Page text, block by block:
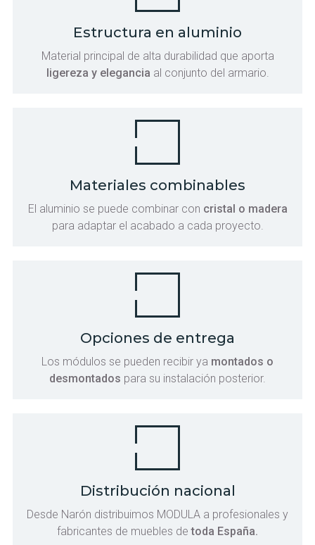
Estructura en aluminio
Material principal de alta durabilidad que aporta
ligereza y elegancia al conjunto del armario.
Materiales combinables
El aluminio se puede combinar con cristal o madera
para adaptar el acabado a cada proyecto.
Opciones de entrega
Los módulos se pueden recibir ya montados o
desmontados para su instalación posterior.
Distribución nacional
Desde Narón distribuimos MODULA a profesionales y
fabricantes de muebles detoda España.